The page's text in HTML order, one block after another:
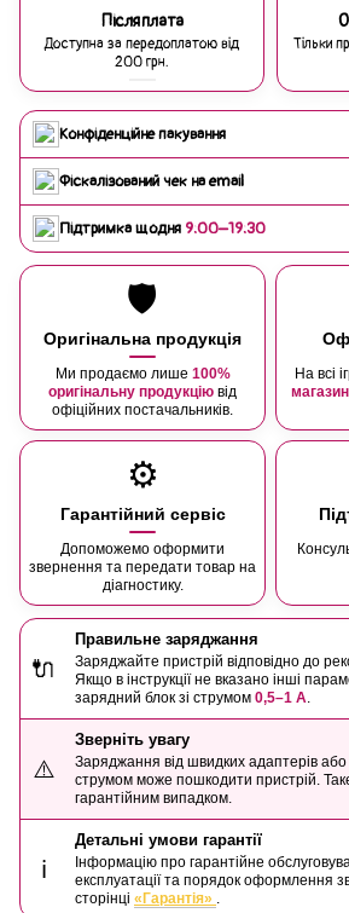
Післяплата
Доступна за передоплатою від
200 грн.
Тільки
Конфіденційне пакування
Фіскалізований чек на email
Підтримка щодня 9:00–19:30
🛡️
Оригінальна продукція
Ми продаємо лише 100%
оригінальну продукцію від
офіційних постачальників.
На всі
⚙️
Гарантійний сервіс
Допоможемо оформити
звернення та передати товар на
діагностику.
🔌
Правильне заряджання
Заряджайте пристрій відповідно до
Якщо в інструкції не вказано інші
зарядний блок зі струмом 0,5–1 А.
⚠️
Зверніть увагу
Заряджання від швидких адаптерів або
струмом може пошкодити пристрій.
гарантійним випадком.
ℹ️
Детальні умови гарантії
Інформацію про гарантійне
експлуатації та порядок оформлення
сторінці «Гарантія» .